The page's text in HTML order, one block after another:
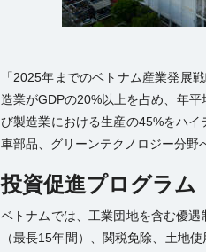
「2025年までのベトナム産業発展
造業がGDPの20%以上を占め、年
び製造業における生産の45%をハ
車部品、グリーンテクノロジー分野
投資促進プログラム
ベトナムでは、工業団地を含む優
（最長15年間）、関税免除、土地